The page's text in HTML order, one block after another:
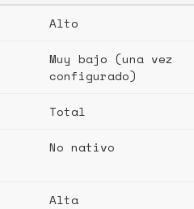
Alto
Muy bajo (una vez
configurado)
Total
No nativo
Alta